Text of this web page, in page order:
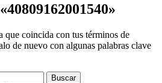
40809162001540»
que coincida con tus términos de
de nuevo con algunas palabras clave